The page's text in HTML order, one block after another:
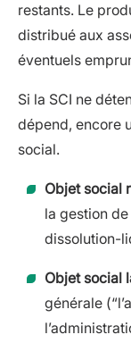
restants. Le
distribué aux
éventuels
Si la SCI ne
dépend, encore
social.
Objet social
la gestion de
dissolution-
Objet social
générale